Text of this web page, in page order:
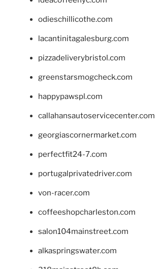
odieschillicothe.com
lacantinitagalesburg.com
pizzadeliverybristol.com
greenstarsmogcheck.com
happypawspl.com
callahansautoservicecenter.com
georgiascornermarket.com
perfectfit24-7.com
portugalprivatedriver.com
von-racer.com
coffeeshopcharleston.com
salon104mainstreet.com
alkaspringswater.com